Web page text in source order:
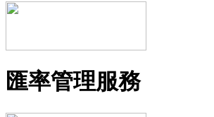
匯率管理服務